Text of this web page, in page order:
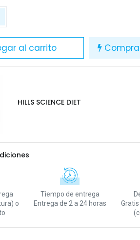
al carrito
HILLS SCIENCE DIET
o
Tiempo de entrega
Entrega de 2 a 24 horas